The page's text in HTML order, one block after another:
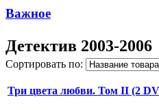
Важное
Детектив 2003-2006
Сортировать по:
Три цвета любви. Том II (2